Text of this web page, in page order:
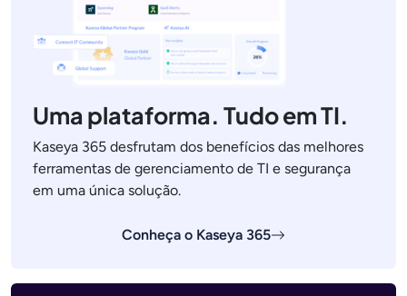
Uma plataforma. Tudo em TI.
Kaseya 365 desfrutam dos benefícios das melhores
ferramentas de gerenciamento de TI e segurança
em uma única solução.
Conheça o Kaseya 365